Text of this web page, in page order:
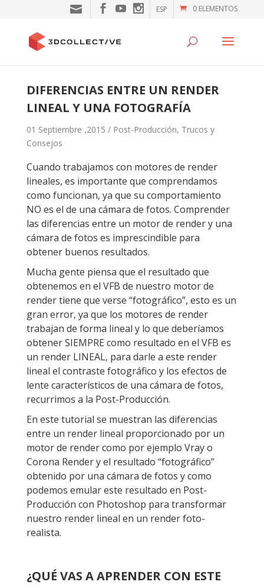
0 ELEMENTOS
ESP
DIFERENCIAS ENTRE UN RENDER
LINEAL Y UNA FOTOGRAFÍA
01 Septiembre ,2015 / Post-Producción, Trucos y
Consejos
Cuando trabajamos con motores de render
lineales, es importante que comprendamos
como funcionan, ya que su comportamiento
NO es el de una cámara de fotos. Comprender
las diferencias entre un motor de render y una
cámara de fotos es imprescindible para
obtener buenos resultados.
Mucha gente piensa que el resultado que
obtenemos en el VFB de nuestro motor de
render tiene que verse “fotográfico”, esto es un
gran error, ya que los motores de render
trabajan de forma lineal y lo que deberíamos
obtener SIEMPRE como resultado en el VFB es
un render LINEAL, para darle a este render
lineal el contraste fotográfico y los efectos de
lente característicos de una cámara de fotos,
recurrimos a la Post-Producción.
En este tutorial se muestran las diferencias
entre un render lineal proporcionado por un
motor de render como por ejemplo Vray o
Corona Render y el resultado “fotográfico”
obtenido por una cámara de fotos y como
podemos emular este resultado en Post-
Producción con Photoshop para transformar
nuestro render lineal en un render foto-
realista.
¿QUÉ VAS A APRENDER CON ESTE